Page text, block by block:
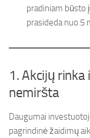
pradiniam būsto
prasideda nuo 5
1. Akcijų rinka
nemiršta
Daugumai
pagrindinė žaidimų